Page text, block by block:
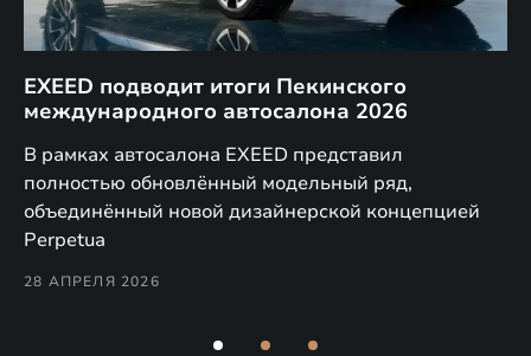
EXEED подводит итоги Пекинского
международного автосалона 2026
В рамках автосалона EXEED представил
полностью обновлённый модельный ряд,
объединённый новой дизайнерской концепцией
Perpetua
28 АПРЕЛЯ 2026